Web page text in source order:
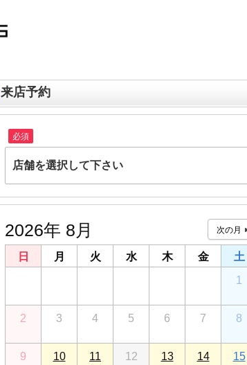
来店予約
必須
店舗を選択して下さい
ARES千葉店
ARES鎌取店
千葉県千葉市緑区おゆみ野３丁目23-5
ARES都賀店
ARES成田店
千葉県成田市ウイング土屋267 メゾンドプロヴァンス 1F
ARES市原店
千葉県市原市五井中央東１丁目18-2
2026年 8月
日 月 火 水 木 金
土
1
2 3 4 5 6 7 8
9 10 11 12 13 14 15